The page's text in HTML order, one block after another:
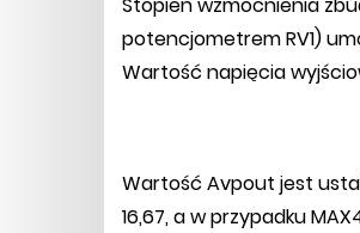
Stopień wzmocnienia
potencjometrem RV1)
Wartość napięcia
Wartość Avpout jest
16,67, a w przypadku